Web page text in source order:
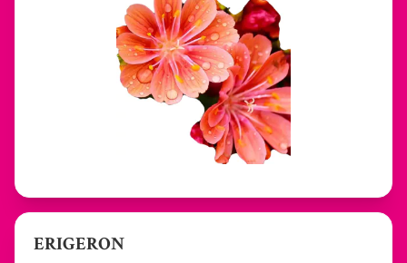
ERIGERON